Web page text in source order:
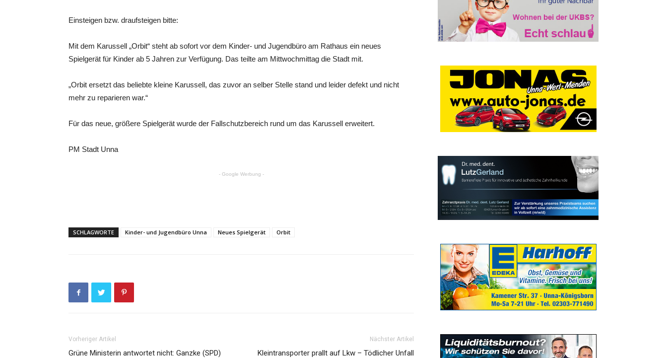
Einsteigen bzw. draufsteigen bitte:
Mit dem Karussell „Orbit“ steht ab sofort vor dem Kinder- und Jugendbüro am Rathaus ein neues
Spielgerät für Kinder ab 5 Jahren zur Verfügung. Das teilte am Mittwochmittag die Stadt mit.
„Orbit ersetzt das beliebte kleine Karussell, das zuvor an selber Stelle stand und leider defekt und nicht
mehr zu reparieren war.“
Für das neue, größere Spielgerät wurde der Fallschutzbereich rund um das Karussell erweitert.
PM Stadt Unna
- Google Werbung -
SCHLAGWORTE Kinder- und Jugendbüro Unna Neues Spielgerät Orbit
Vorheriger Artikel
Grüne Ministerin antwortet nicht: Ganzke (SPD)
Nächster Artikel
Kleintransporter prallt auf Lkw – Tödlicher Unfall